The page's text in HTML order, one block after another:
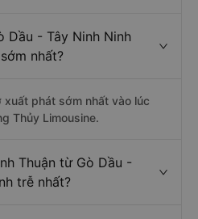
Dầu - Tây Ninh Ninh
nhất?
xuất phát sớm nhất vào lúc
Thủy Limousine.
Thuận từ Gò Dầu -
trễ nhất?